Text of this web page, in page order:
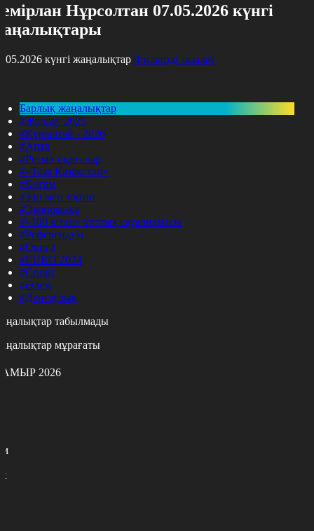
Нұрсолтан 07.05.2026 күнгі
күнгі жаңалықтар Фильтрді тазалау
Барлық жаңалықтар
#Жолдау 2025
#Құрылтай - 2026
#Апта
#Ресми оқиғалар
#«Таза Қазақстан»
#Қоғам
#Заң мен тәртіп
#Экономика
#«100 кітап» ұлттық сауалнамасы
#Референдум
#Оқиға
#EURO 2024
#Спорт
#Әлем
#Денсаулық
табылмады
мұрағаты
2026